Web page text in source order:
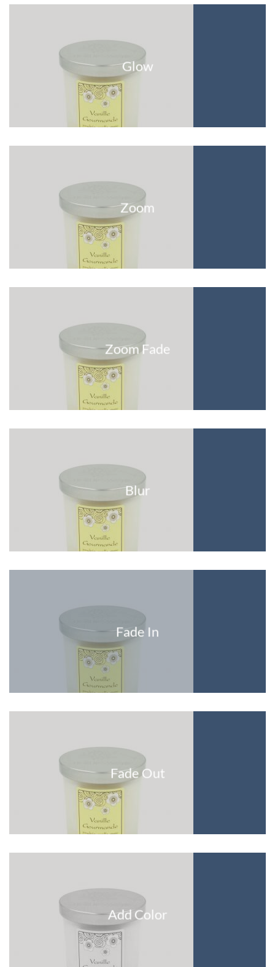
Glow
Zoom
Zoom Fade
Blur
Fade In
Fade Out
Add Color